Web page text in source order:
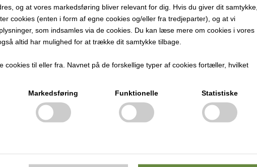
og at vores markedsføring bliver relevant for dig. Hvis du giver dit samtykke,
cookies (enten i form af egne cookies og/eller fra tredjeparter), og at vi
som indsamles via de cookies. Du kan læse mere om cookies i vores
altid har mulighed for at trække dit samtykke tilbage.
cookies til eller fra. Navnet på de forskellige typer af cookies fortæller, hvilket
Markedsføring Funktionelle Statistiske